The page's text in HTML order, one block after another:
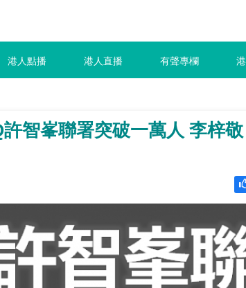
港人點播 港人直播 有聲專欄
許智峯聯署突破一萬人 李梓